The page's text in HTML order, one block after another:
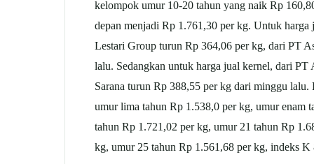
kelompok umur 10-20 tahun yang naik Rp
depan menjadi Rp 1.761,30 per kg. Untuk
Lestari Group turun Rp 364,06 per kg, dari PT
lalu. Sedangkan untuk harga jual kernel, dari
Sarana turun Rp 388,55 per kg dari minggu
umur lima tahun Rp 1.538,0 per kg, umur enam
tahun Rp 1.721,02 per kg, umur 21 tahun Rp
kg, umur 25 tahun Rp 1.561,68 per kg, indeks